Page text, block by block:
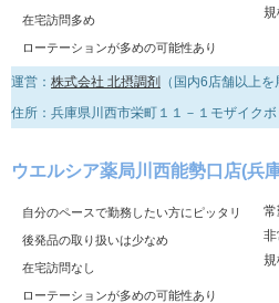
在宅訪問多め
ローテーションが多めの可能性あり
運営： 株式会社 北摂調剤 （国内6店舗以上を
住所：兵庫県川西市栄町１１－１モザイクボ
ウエルシア薬局川西能勢口店(兵
自分のペースで勤務したい方にピッタリ
後発品の取り扱いは少なめ
在宅訪問なし
ローテーションが多めの可能性あり
常
非